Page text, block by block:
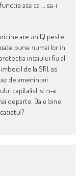
asa ca … sa-i
are un IQ peste
pune numai lor in
intaiului fiu al
de la SRI, as
de amenintari
capitalist si n-a
departe. Da e bine